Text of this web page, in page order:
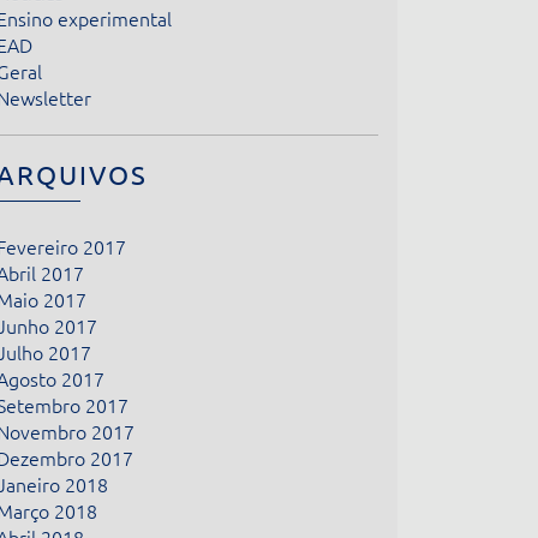
experimental
2017
2017
2017
2017
2017
2017
2017
2017
2017
2018
2018